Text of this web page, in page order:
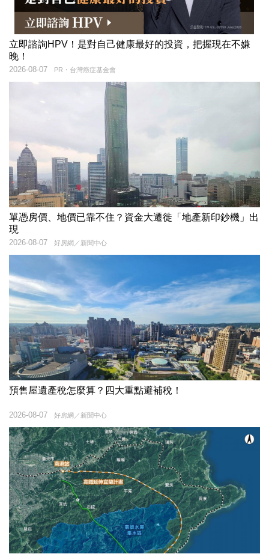
立即諮詢HPV！是對自己健康最好的投資，把握現在不嫌
晚！
PR・台灣癌症基金會
2026-08-07
單憑房價、地價已靠不住？資金大遷徙「地產新印鈔機」出
現
好房網／新聞中心
2026-08-07
預售屋遺產稅怎麼算？四大重點避補稅！
好房網／新聞中心
2026-08-07